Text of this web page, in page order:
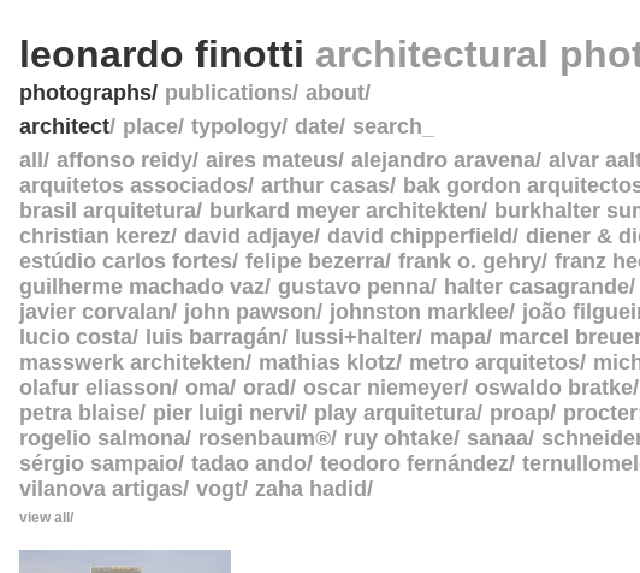
leonardo finotti architectural
photographs publications about
architect place typology date search_
all
affonso reidy aires mateus alejandro aravena alvar
arquitetos associados arthur casas bak gordon
brasil arquitetura
burkard meyer architekten burkhalter
christian kerez david adjaye david chipperfield diener &
estúdio carlos fortes felipe bezerra frank o. gehry franz
guilherme machado vaz gustavo penna halter casagrande
javier corvalan
john pawson johnston marklee joão
lucio costa
luis barragán lussi+halter mapa marcel
masswerk architekten
mathias klotz metro arquitetos
olafur eliasson oma orad oscar niemeyer oswaldo bratke
petra blaise pier luigi nervi play arquitetura proap
rogelio salmona rosenbaum® ruy ohtake sanaa
sérgio sampaio tadao ando teodoro fernández
vilanova artigas vogt zaha hadid
view all